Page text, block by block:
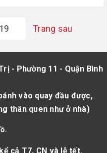
Trang sau
- Phường 11 - Quận Bình
vào quay đầu được,
thân quen như ở nhà)
cả T7, CN và lễ tết.